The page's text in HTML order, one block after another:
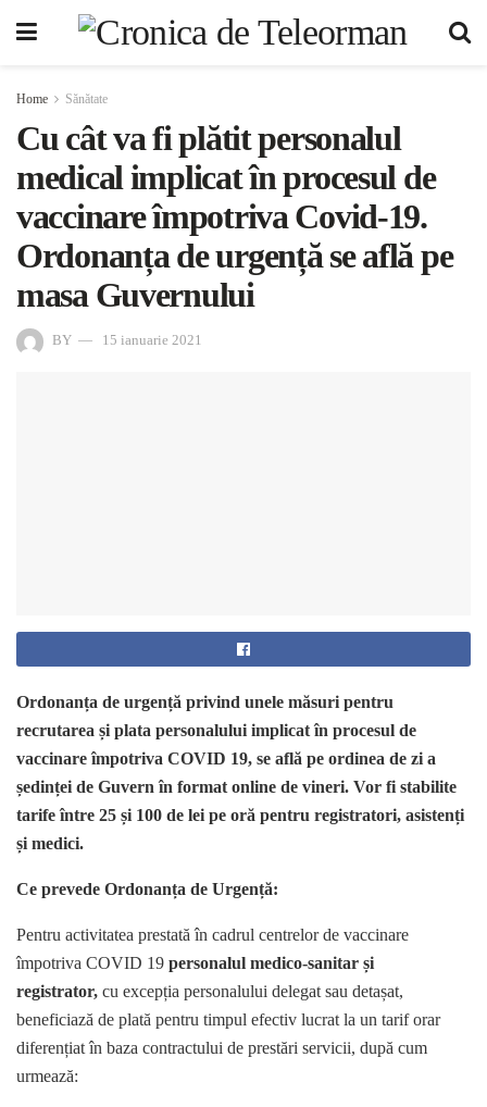
Home Sănătate
Cu cât va fi plătit personalul
medical implicat în procesul de
vaccinare împotriva Covid-19.
Ordonanța de urgență se află pe
masa Guvernului
BY 15 ianuarie 2021
Ordonanța de urgență privind unele măsuri pentru
recrutarea și plata personalului implicat în procesul de
vaccinare împotriva COVID 19, se află pe ordinea de zi a
ședinței de Guvern în format online de vineri. Vor fi stabilite
tarife între 25 și 100 de lei pe oră pentru registratori, asistenți
și medici.
Ce prevede Ordonanța de Urgență:
Pentru activitatea prestată în cadrul centrelor de vaccinare
împotriva COVID 19 personalul medico-sanitar și
registrator, cu excepția personalului delegat sau detașat,
beneficiază de plată pentru timpul efectiv lucrat la un tarif orar
diferențiat în baza contractului de prestări servicii, după cum
urmează: